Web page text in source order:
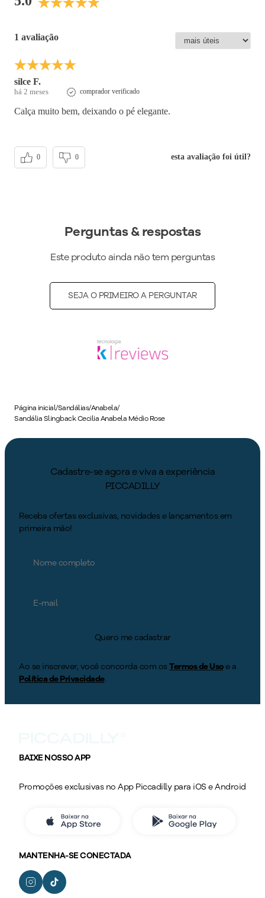
1 avaliação
silce F.
há 2 meses comprador verificado
Calça muito bem, deixando o pé elegante.
esta avaliação foi útil?
0 0
Perguntas & respostas
Este produto ainda não tem perguntas
SEJA O PRIMEIRO A PERGUNTAR
Página inicial/Sandálias/Anabela/
Sandália Slingback Cecilia Anabela Médio Rose
Cadastre-se agora e viva a experiência
PICCADILLY
Receba ofertas exclusivas, novidades e lançamentos em
primeira mão!
Quero me cadastrar
Ao se inscrever, você concorda com osTermos de Usoe a
Política de Privacidade.
BAIXE NOSSO APP
Promoções exclusivas no App Piccadilly para iOS e Android
MANTENHA-SE CONECTADA